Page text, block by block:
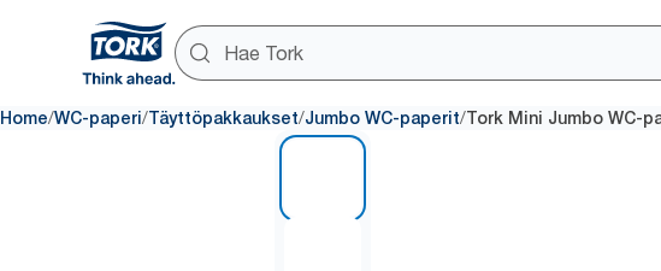
Home/WC-paperi/Täyttöpakkaukset/Jumbo WC-paperit/Tork Mini Jumbo WC-